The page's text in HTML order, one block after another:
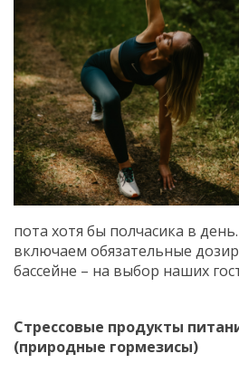
пота хотя бы полчасика в
включаем обязательные
бассейне – на выбор наших
Стрессовые продукты
(природные гормезисы)